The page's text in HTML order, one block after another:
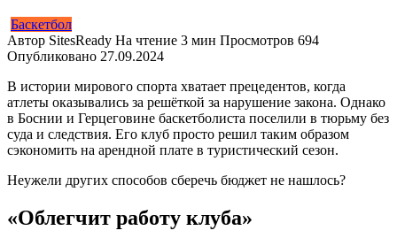
Баскетбол
Автор SitesReady На чтение 3 мин Просмотров 694
Опубликовано 27.09.2024
В истории мирового спорта хватает прецедентов, когда
атлеты оказывались за решёткой за нарушение закона. Однако
в Боснии и Герцеговине баскетболиста поселили в тюрьму без
суда и следствия. Его клуб просто решил таким образом
сэкономить на арендной плате в туристический сезон.
Неужели других способов сберечь бюджет не нашлось?
«Облегчит работу клуба»